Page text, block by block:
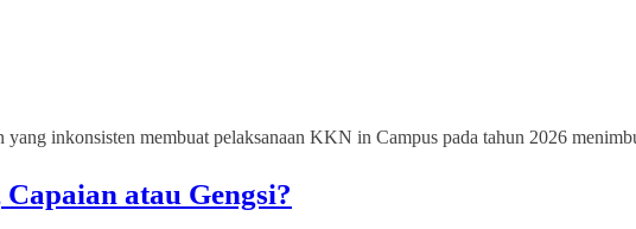
yang inkonsisten membuat pelaksanaan KKN in Campus pada tahun 2026
atau Gengsi?